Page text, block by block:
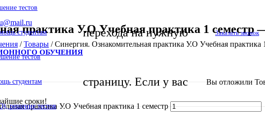
ОБУЧЕНИЯ
сроки!
перехода на нужную
страницу. Если у вас
Заказать звонок
Вы отложили
тестов
студентам
тестов
студентам
тестов
практика У.О Учебная практика 1 семестр
/Товары /Синергия. Ознакомительная практика У.О Учебная практика
практика У.О Учебная практика 1 семестр